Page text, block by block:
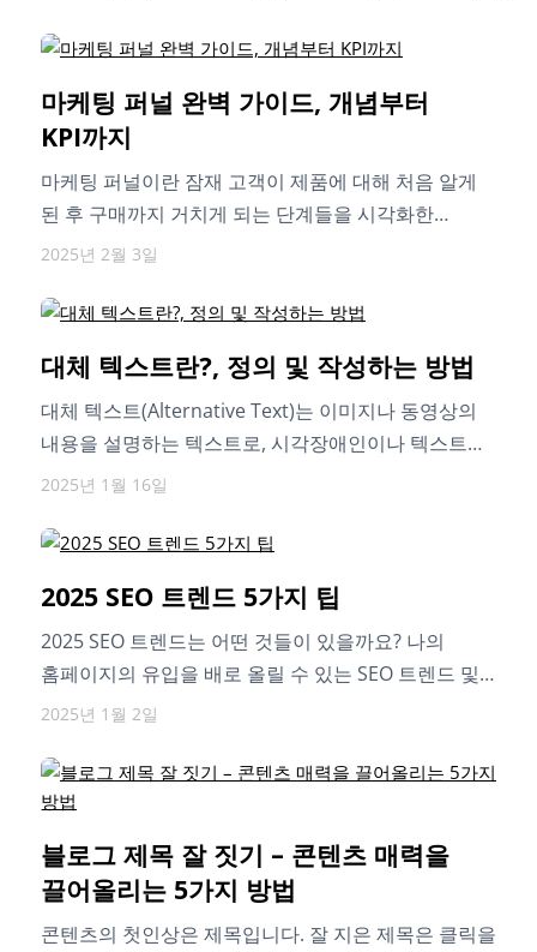
마케팅 퍼널 완벽 가이드, 개념부터
KPI까지
마케팅 퍼널이란 잠재 고객이 제품에 대해 처음 알게
된 후 구매까지 거치게 되는 단계들을 시각화한
프로세스입니다. 마케팅 퍼널을…
2025년 2월 3일
대체 텍스트란?, 정의 및 작성하는 방법
대체 텍스트(Alternative Text)는 이미지나 동영상의
내용을 설명하는 텍스트로, 시각장애인이나 텍스트
전용 브라우저를 사용하는 사람들에게 시각적 정보를
2025년 1월 16일
2025 SEO 트렌드 5가지 팁
2025 SEO 트렌드는 어떤 것들이 있을까요? 나의
홈페이지의 유입을 배로 올릴 수 있는 SEO 트렌드 및
적용 방안에…
2025년 1월 2일
블로그 제목 잘 짓기 – 콘텐츠 매력을
끌어올리는 5가지 방법
콘텐츠의 첫인상은 제목입니다. 잘 지은 제목은 클릭을